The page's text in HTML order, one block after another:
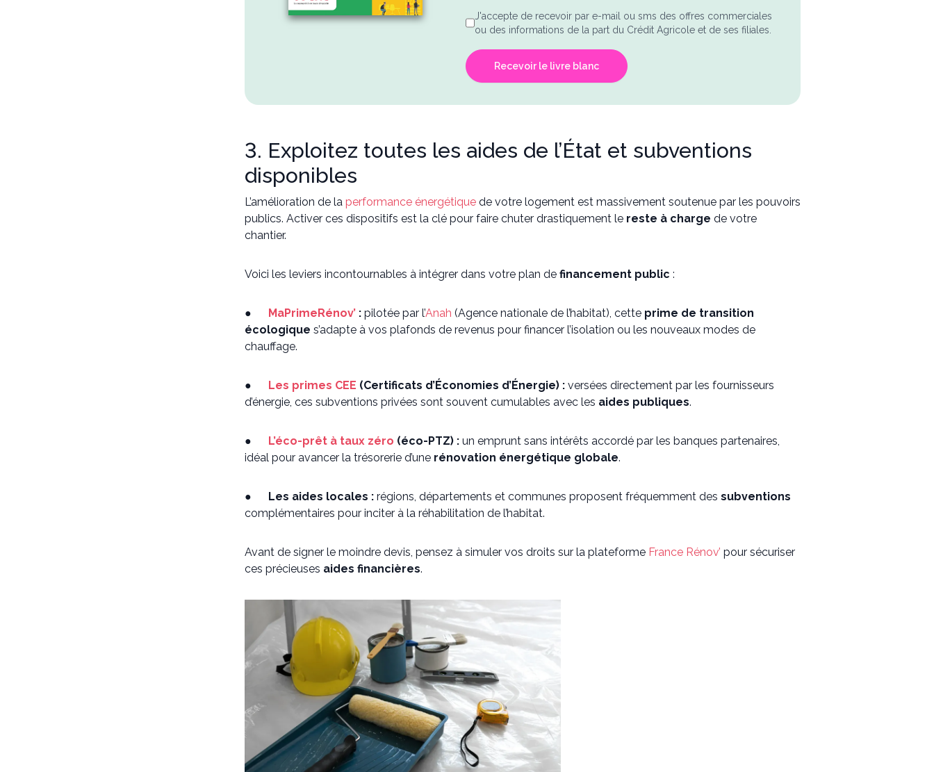
J'accepte de recevoir par e-mail ou sms des offres commerciales
ou des informations de la part du Crédit Agricole et de ses filiales.
Recevoir le livre blanc
3. Exploitez toutes les aides de l’État et subventions
disponibles
L’amélioration de la performance énergétique de votre logement est massivement soutenue par les pouvoirs
publics. Activer ces dispositifs est la clé pour faire chuter drastiquement le reste à charge de votre
chantier.
Voici les leviers incontournables à intégrer dans votre plan de financement public :
● MaPrimeRénov’ : pilotée par l’Anah (Agence nationale de l’habitat), cette prime de transition
écologique s’adapte à vos plafonds de revenus pour financer l’isolation ou les nouveaux modes de
chauffage.
● Les primes CEE (Certificats d’Économies d’Énergie) : versées directement par les fournisseurs
d’énergie, ces subventions privées sont souvent cumulables avec les aides publiques.
● L’éco-prêt à taux zéro (éco-PTZ) : un emprunt sans intérêts accordé par les banques partenaires,
idéal pour avancer la trésorerie d’une rénovation énergétique globale.
● Les aides locales : régions, départements et communes proposent fréquemment des subventions
complémentaires pour inciter à la réhabilitation de l’habitat.
Avant de signer le moindre devis, pensez à simuler vos droits sur la plateforme France Rénov’ pour sécuriser
ces précieuses aides financières.